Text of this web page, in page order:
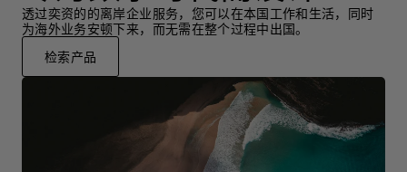
透过奕资的的离岸企业服务，您可以在本国工作和生活，同时
为海外业务安顿下来，而无需在整个过程中出国。
检索产品